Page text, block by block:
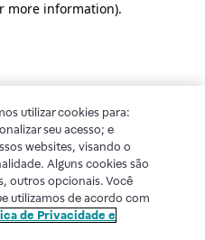
more information).
utilizar cookies para:
seu acesso; e
websites, visando o
Alguns cookies são
outros opcionais. Você
utilizamos de acordo com
de Privacidade e